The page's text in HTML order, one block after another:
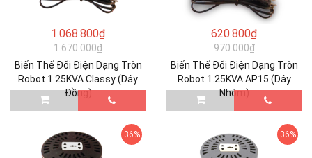
1.068.800₫
1.670.000₫
Biến Thế Đổi Điện Dạng Tròn
Robot 1.25KVA Classy (Dây
Đồng)
620.800₫
970.000₫
Biến Thế Đổi Điện Dạng Tròn
Robot 1.25KVA AP15 (Dây
Nhôm)
36% 36%